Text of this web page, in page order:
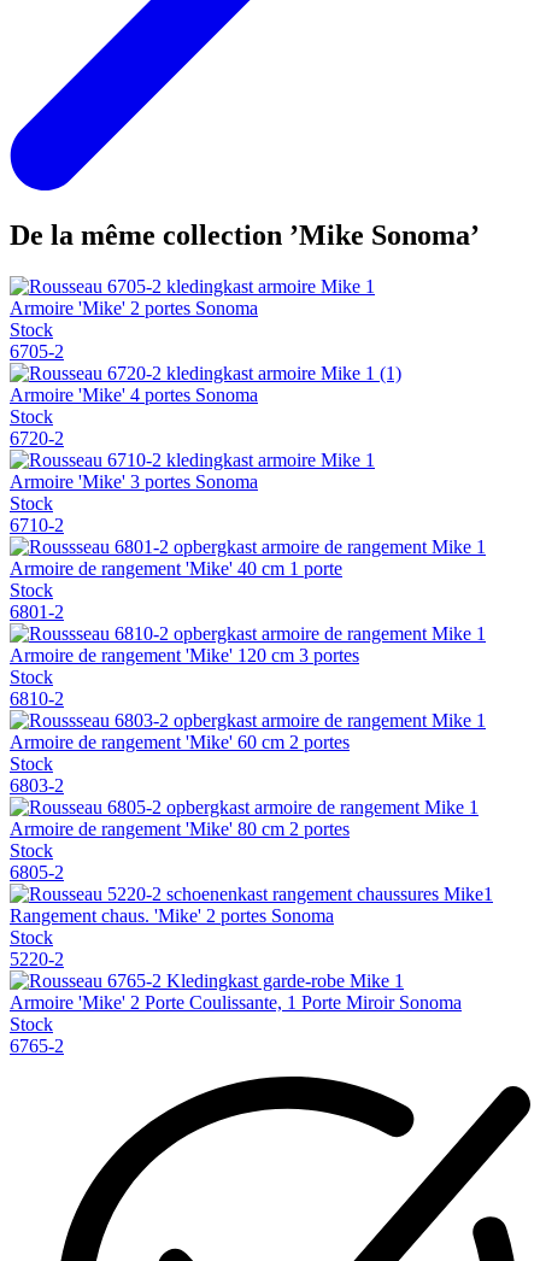
De la même collection ’Mike Sonoma’
Armoire 'Mike' 2 portes Sonoma
Stock
6705-2
Armoire 'Mike' 4 portes Sonoma
Stock
6720-2
Armoire 'Mike' 3 portes Sonoma
Stock
6710-2
Armoire de rangement 'Mike' 40 cm 1 porte
Stock
6801-2
Armoire de rangement 'Mike' 120 cm 3 portes
Stock
6810-2
Armoire de rangement 'Mike' 60 cm 2 portes
Stock
6803-2
Armoire de rangement 'Mike' 80 cm 2 portes
Stock
6805-2
Rangement chaus. 'Mike' 2 portes Sonoma
Stock
5220-2
Armoire 'Mike' 2 Porte Coulissante, 1 Porte Miroir Sonoma
Stock
6765-2